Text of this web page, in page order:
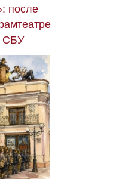
после
СБУ